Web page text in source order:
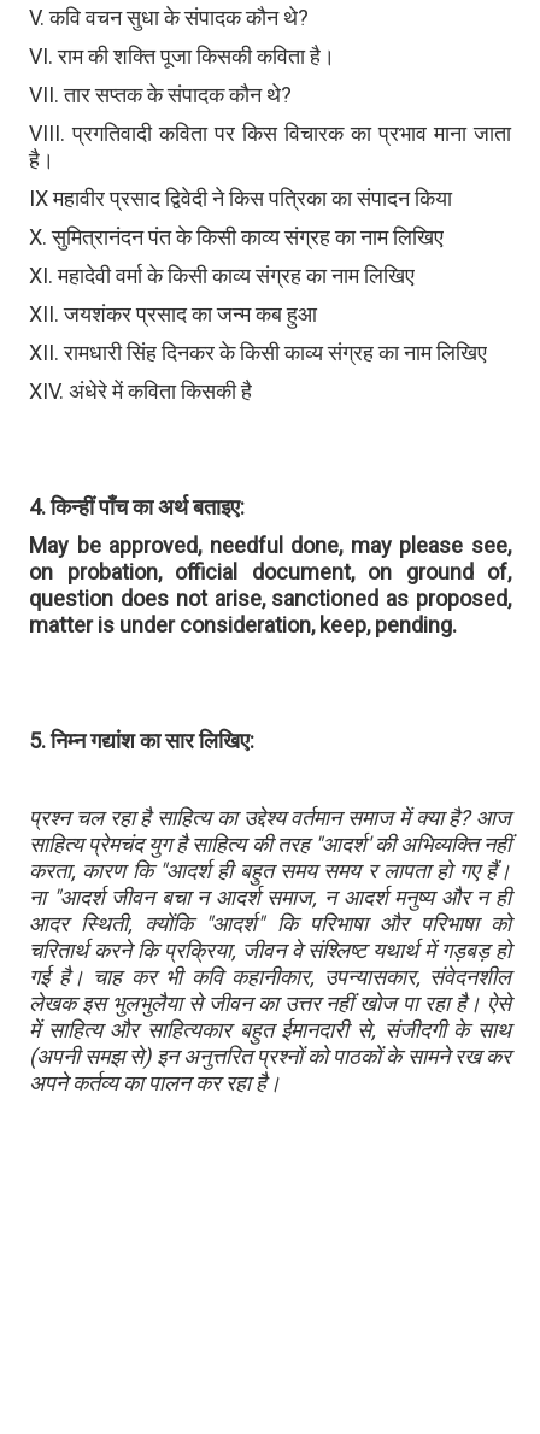
V. कवि वचन सुधा के संपादक कौन थे?
VI. राम की शक्ति पूजा किसकी कविता है।
VII. तार सप्तक के संपादक कौन थे?
VIII. प्रगतिवादी कविता पर किस विचारक का प्रभाव माना जाता
है।
IX महावीर प्रसाद द्विवेदी ने किस पत्रिका का संपादन किया
X. सुमित्रानंदन पंत के किसी काव्य संग्रह का नाम लिखिए
XI. महादेवी वर्मा के किसी काव्य संग्रह का नाम लिखिए
XII. जयशंकर प्रसाद का जन्म कब हुआ
XII. रामधारी सिंह दिनकर के किसी काव्य संग्रह का नाम लिखिए
XIV. अंधेरे में कविता किसकी है
4. किन्हीं पाँच का अर्थ बताइए:
May be approved, needful done, may please see,
on probation, official document, on ground of,
question does not arise, sanctioned as proposed,
matter is under consideration, keep, pending.
5. निम्न गद्यांश का सार लिखिए:
प्रश्न चल रहा है साहित्य का उद्देश्य वर्तमान समाज में क्या है? आज
साहित्य प्रेमचंद युग है साहित्य की तरह "आदर्श' की अभिव्यक्ति नहीं
करता, कारण कि "आदर्श ही बहुत समय समय र लापता हो गए हैं।
ना "आदर्श जीवन बचा न आदर्श समाज, न आदर्श मनुष्य और न ही
आदर स्थिती, क्योंकि "आदर्श" कि परिभाषा और परिभाषा को
चरितार्थ करने कि प्रक्रिया, जीवन वे संश्लिष्ट यथार्थ में गड़बड़ हो
गई है। चाह कर भी कवि कहानीकार, उपन्यासकार, संवेदनशील
लेखक इस भुलभुलैया से जीवन का उत्तर नहीं खोज पा रहा है। ऐसे
में साहित्य और साहित्यकार बहुत ईमानदारी से, संजीदगी के साथ
(अपनी समझ से) इन अनुत्तरित प्रश्नों को पाठकों के सामने रख कर
अपने कर्तव्य का पालन कर रहा है।